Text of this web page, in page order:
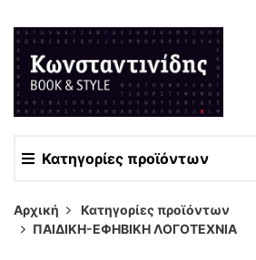
Κατηγορίες προϊόντων
Αρχική
Κατηγορίες προϊόντων
ΠΑΙΔΙΚΗ-ΕΦΗΒΙΚΗ ΛΟΓΟΤΕΧΝΙΑ